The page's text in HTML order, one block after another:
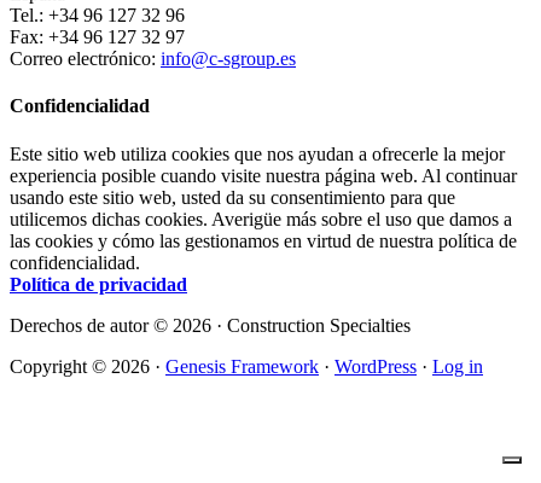
Tel.: +34 96 127 32 96
Fax: +34 96 127 32 97
Correo electrónico: info@c-sgroup.es
Confidencialidad
Este sitio web utiliza cookies que nos ayudan a ofrecerle la mejor
experiencia posible cuando visite nuestra página web. Al continuar
usando este sitio web, usted da su consentimiento para que
utilicemos dichas cookies. Averigüe más sobre el uso que damos a
las cookies y cómo las gestionamos en virtud de nuestra política de
confidencialidad.
Política de privacidad
Derechos de autor © 2026 · Construction Specialties
Copyright © 2026 · Genesis Framework · WordPress · Log in